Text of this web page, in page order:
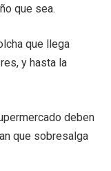
que sea.
que llega
y hasta la
deben
que sobresalga